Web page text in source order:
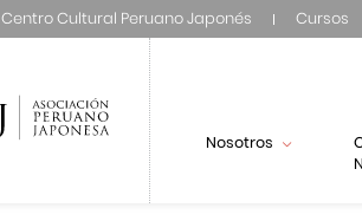
Centro Cultural Peruano Japonés Cursos
Nosotros